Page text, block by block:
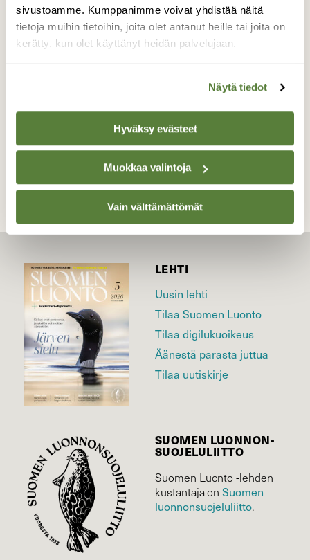
sivustoamme. Kumppanimme voivat yhdistää näitä
tietoja muihin tietoihin, joita olet antanut heille tai joita on
kerätty, kun olet käyttänyt heidän palvelujaan.
Näytä tiedot
Hyväksy evästeet
Muokkaa valintoja
Vain välttämättömät
Auringonnousu
Paikka kahdelle…Auringonnousu, Kuuva,
Ruissalo
Valokuvaaja: Juhani Peltonen, Turku 24.11.2024
LEHTI
Uusin lehti
Tilaa Suomen Luonto
Tilaa digilukuoikeus
Äänestä parasta juttua
Tilaa uutiskirje
SUOMEN LUONNON­
SUOJELU­LIITTO
Suomen Luonto -lehden
kustantaja onSuomen
luonnonsuojelu­liitto.